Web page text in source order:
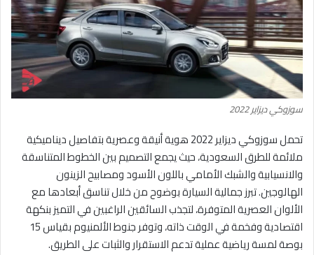
سوزوكي ديزاير 2022
تحمل سوزوكي ديزاير 2022 هوية أنيقة وعصرية بتفاصيل ديناميكية
ملائمة للطرق السعودية، حيث يجمع التصميم بين الخطوط المتناسقة
والانسيابية والشبك الأمامي باللون الأسود ومصابيح الزينون
الهالوجين. تبرز جمالية السيارة بوضوح من خلال تناسق أبعادها مع
الألوان العصرية المتوفرة، لتجذب السائقين الراغبين في التميز بنكهة
اقتصادية وفخمة في الوقت ذاته، وتوفر جنوط الألمنيوم بقياس 15
بوصة لمسة رياضية عملية تدعم الاستقرار والثبات على الطريق.